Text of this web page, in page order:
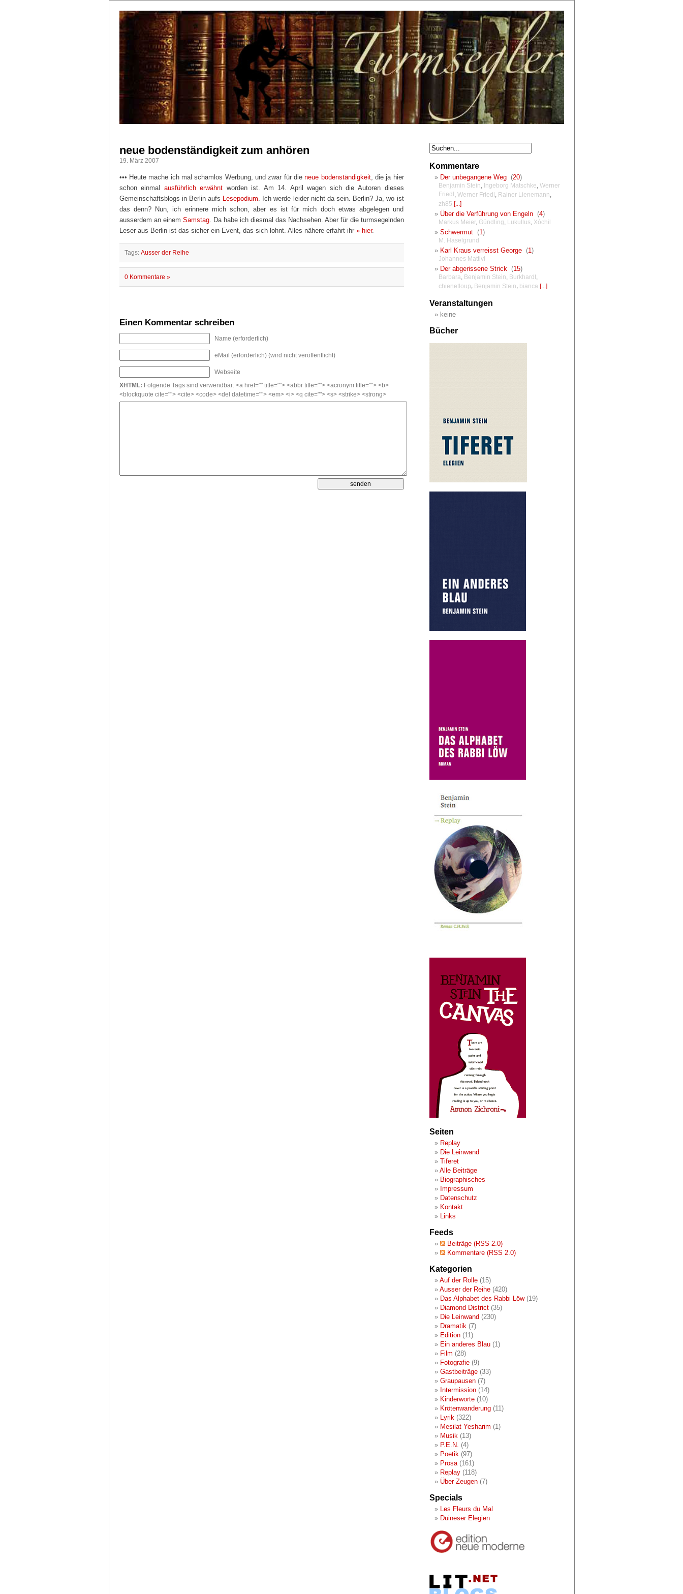
neue bodenständigkeit zum anhören
19. März 2007
••• Heute mache ich mal schamlos Werbung, und zwar für dieneue bodenständigkeit, die ja hier
schon einmal ausführlich erwähnt worden ist. Am 14. April wagen sich die Autoren dieses
Gemeinschaftsblogs in Berlin aufs Lesepodium. Ich werde leider nicht da sein. Berlin? Ja, wo ist
das denn? Nun, ich erinnere mich schon, aber es ist für mich doch etwas abgelegen und
ausserdem an einem Samstag. Da habe ich diesmal das Nachsehen. Aber für die turmsegelnden
Leser aus Berlin ist das sicher ein Event, das sich lohnt. Alles nähere erfahrt ihr » hier.
Tags: Ausser der Reihe
0 Kommentare »
Einen Kommentar schreiben
Name (erforderlich)
eMail (erforderlich) (wird nicht veröffentlicht)
Webseite
XHTML: Folgende Tags sind verwendbar: <a href="" title=""> <abbr title=""> <acronym title=""> <b>
<blockquote cite=""> <cite> <code> <del datetime=""> <em> <i> <q cite=""> <s> <strike> <strong>
Kommentare
Der unbegangene Weg(20)
Benjamin Stein, Ingeborg Matschke, Werner
Friedl, Werner Friedl , Rainer Lienemann,
zh85 [...]
Über die Verführung von Engeln(4)
Markus Meier, Gündling, Lukullus, Xóchil
Schwermut(1)
M. Haselgrund
Karl Kraus verreisst George(1)
Johannes Mattivi
Der abgerissene Strick(15)
Barbara, Benjamin Stein, Burkhardt,
chienetloup, Benjamin Stein, bianca [...]
Veranstaltungen
keine
Bücher
Seiten
Replay
Die Leinwand
Tiferet
Alle Beiträge
Biographisches
Impressum
Datenschutz
Kontakt
Links
Feeds
Beiträge (RSS 2.0)
Kommentare (RSS 2.0)
Kategorien
Auf der Rolle(15)
Ausser der Reihe(420)
Das Alphabet des Rabbi Löw(19)
Diamond District(35)
Die Leinwand (230)
Dramatik(7)
Edition(11)
Ein anderes Blau(1)
Film (28)
Fotografie(9)
Gastbeiträge(33)
Graupausen(7)
Intermission(14)
Kinderworte(10)
Krötenwanderung(11)
Lyrik(322)
Mesilat Yesharim (1)
Musik(13)
P.E.N. (4)
Poetik(97)
Prosa(161)
Replay(118)
Über Zeugen(7)
Specials
Les Fleurs du Mal
Duineser Elegien